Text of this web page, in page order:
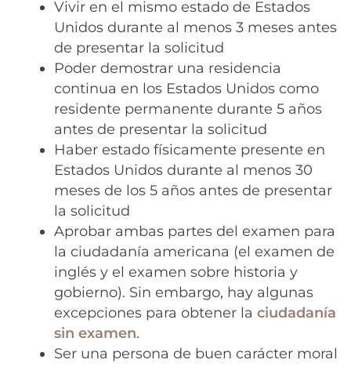
Vivir en el mismo estado de Estados
Unidos durante al menos 3 meses antes
de presentar la solicitud
Poder demostrar una residencia
continua en los Estados Unidos como
residente permanente durante 5 años
antes de presentar la solicitud
Haber estado físicamente presente en
Estados Unidos durante al menos 30
meses de los 5 años antes de presentar
la solicitud
Aprobar ambas partes del examen para
la ciudadanía americana (el examen de
inglés y el examen sobre historia y
gobierno). Sin embargo, hay algunas
excepciones para obtener la ciudadanía
sin examen.
Ser una persona de buen carácter moral